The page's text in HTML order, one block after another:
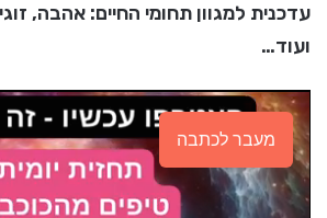
עדכנית למגוון תחומי החיים: אהבה,
ועוד…
מעבר לכתבה